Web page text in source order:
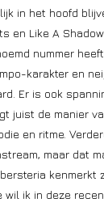
in het hoofd
en Like A
nummer
karakter en
Er is ook
juist de manier
en ritme.
maar dat
kenmerkt
wil ik in deze